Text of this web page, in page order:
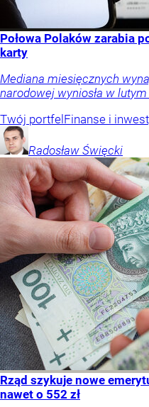
Połowa Polaków zarabia
karty
Mediana miesięcznych
narodowej wyniosła w lutym
Twój portfelFinanse i
Radosław Święcki
Rząd szykuje nowe
nawet o 552 zł